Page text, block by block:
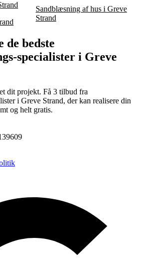
Sandblæsning af hus i Greve
Strand
bedste
specialister i Greve
dit projekt. Få 3 tilbud fra
i Greve Strand, der kan realisere din
og helt gratis.